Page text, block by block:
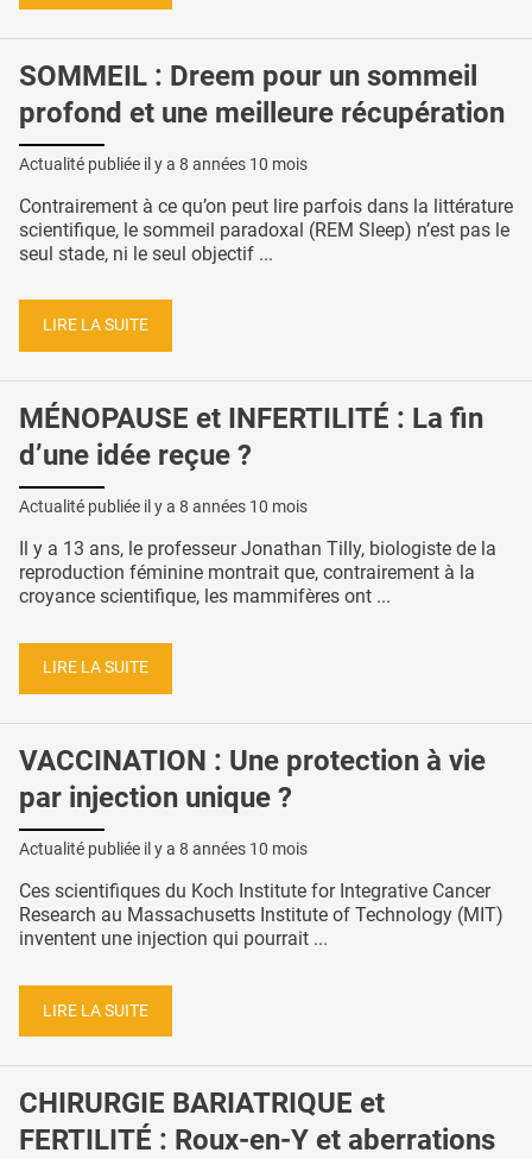
SOMMEIL : Dreem pour un sommeil
profond et une meilleure récupération
Actualité publiée il y a 8 années 10 mois
Contrairement à ce qu’on peut lire parfois dans la littérature
scientifique, le sommeil paradoxal (REM Sleep) n’est pas le
seul stade, ni le seul objectif ...
LIRE LA SUITE
MÉNOPAUSE et INFERTILITÉ : La fin
d’une idée reçue ?
Actualité publiée il y a 8 années 10 mois
Il y a 13 ans, le professeur Jonathan Tilly, biologiste de la
reproduction féminine montrait que, contrairement à la
croyance scientifique, les mammifères ont ...
LIRE LA SUITE
VACCINATION : Une protection à vie
par injection unique ?
Actualité publiée il y a 8 années 10 mois
Ces scientifiques du Koch Institute for Integrative Cancer
Research au Massachusetts Institute of Technology (MIT)
inventent une injection qui pourrait ...
LIRE LA SUITE
CHIRURGIE BARIATRIQUE et
FERTILITÉ : Roux-en-Y et aberrations